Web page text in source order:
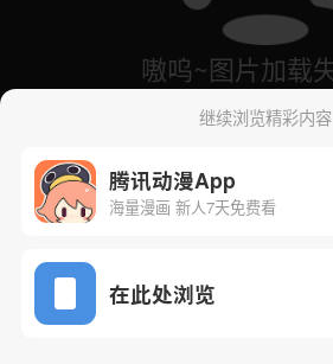
继续浏览精彩内容
腾讯动漫App
海量漫画 新人7天免费看
在此处浏览